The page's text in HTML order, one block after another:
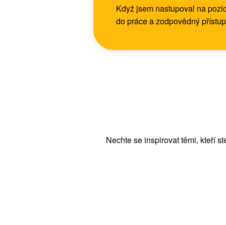
Když jsem nastupoval na
do práce a zodpovědný
Nechte se inspirovat těmi, kteří